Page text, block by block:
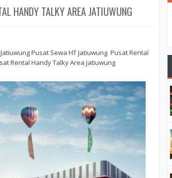
HANDY TALKY AREA JATIUWUNG
Pusat Sewa HT Jatiuwung Pusat Rental
Rental Handy Talky Area Jatiuwung